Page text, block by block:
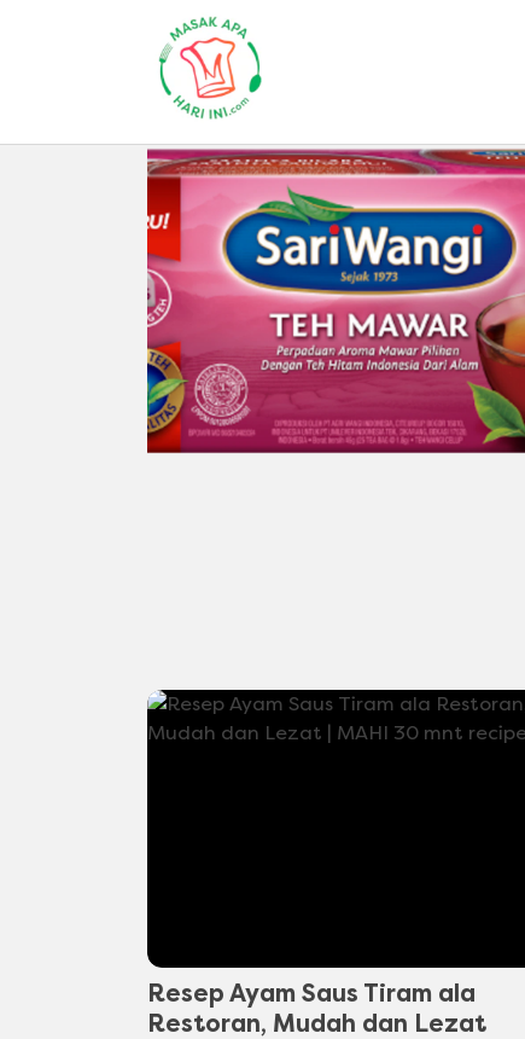
Beranda
Resep Ayam Saus Tiram ala
Restoran, Mudah dan Lezat